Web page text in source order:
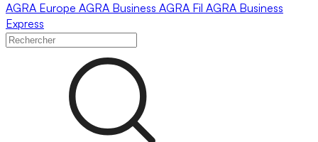
AGRA Europe AGRA Business AGRA Fil AGRA Business
Express